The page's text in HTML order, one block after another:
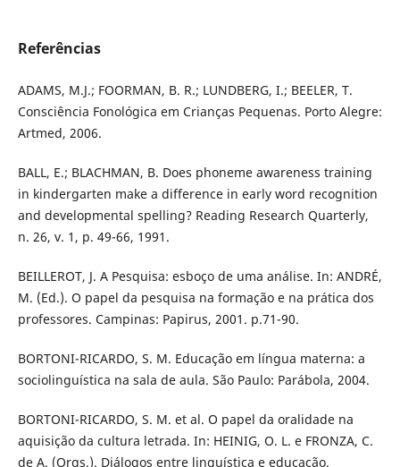
Referências
ADAMS, M.J.; FOORMAN, B. R.; LUNDBERG, I.; BEELER, T.
Consciência Fonológica em Crianças Pequenas. Porto Alegre:
Artmed, 2006.
BALL, E.; BLACHMAN, B. Does phoneme awareness training
in kindergarten make a difference in early word recognition
and developmental spelling? Reading Research Quarterly,
n. 26, v. 1, p. 49-66, 1991.
BEILLEROT, J. A Pesquisa: esboço de uma análise. In: ANDRÉ,
M. (Ed.). O papel da pesquisa na formação e na prática dos
professores. Campinas: Papirus, 2001. p.71-90.
BORTONI-RICARDO, S. M. Educação em língua materna: a
sociolinguística na sala de aula. São Paulo: Parábola, 2004.
BORTONI-RICARDO, S. M. et al. O papel da oralidade na
aquisição da cultura letrada. In: HEINIG, O. L. e FRONZA, C.
de A. (Orgs.). Diálogos entre linguística e educação.